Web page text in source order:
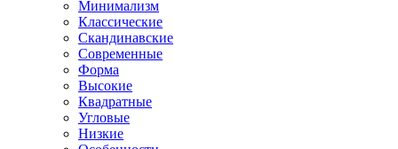
Минимализм
Классические
Скандинавские
Современные
Форма
Высокие
Квадратные
Угловые
Низкие